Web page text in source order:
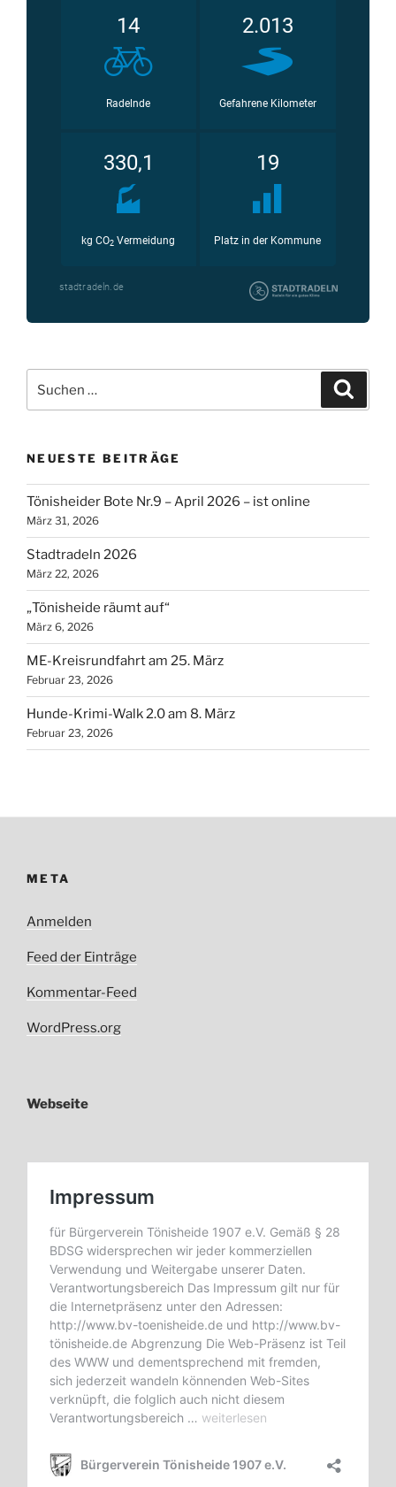
nach:
NEUESTE BEITRÄGE
Tönisheider Bote Nr.9 – April 2026 – ist online
März 31, 2026
Stadtradeln 2026
März 22, 2026
„Tönisheide räumt auf“
März 6, 2026
ME-Kreisrundfahrt am 25. März
Februar 23, 2026
Hunde-Krimi-Walk 2.0 am 8. März
Februar 23, 2026
META
Anmelden
Feed der Einträge
Kommentar-Feed
WordPress.org
Webseite